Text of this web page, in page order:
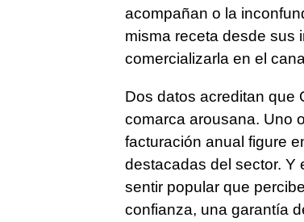
acompañan o la
misma receta desde sus
comercializarla en el
Dos datos acreditan que
comarca arousana. Uno
facturación anual figure
destacadas del sector. Y
sentir popular que
confianza, una garantía